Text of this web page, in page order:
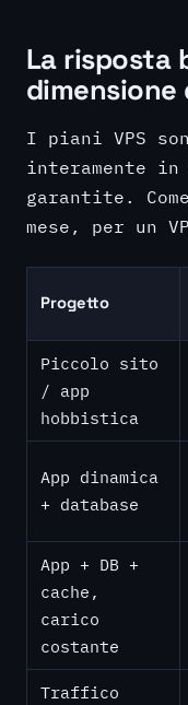
La risposta
I piani VPS
interamente
garantite.
mese, per un
Progetto
Piccolo sito
/ app
hobbistica
App dinamica
+ database
App + DB +
cache,
carico
costante
Traffico